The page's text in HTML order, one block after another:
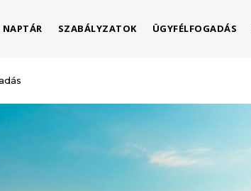
NAPTÁR SZABÁLYZATOK ÜGYFÉLFOGADÁS